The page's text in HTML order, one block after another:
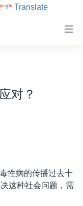
Translate
对？
性病的传播过去十
这种社会问题，需